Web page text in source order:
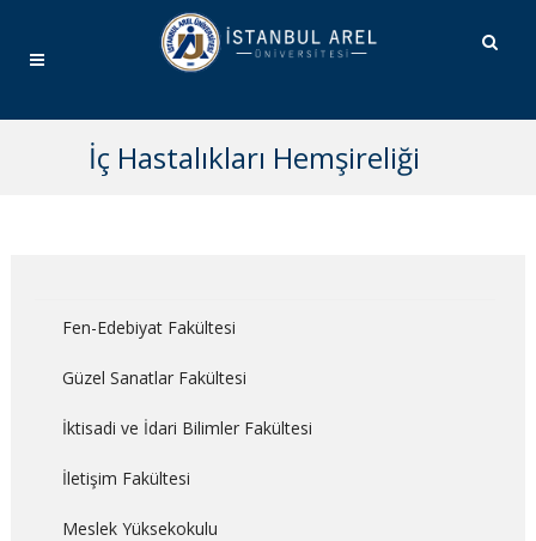
İç Hastalıkları Hemşireliği
Fen-Edebiyat Fakültesi
Güzel Sanatlar Fakültesi
İktisadi ve İdari Bilimler Fakültesi
İletişim Fakültesi
Meslek Yüksekokulu